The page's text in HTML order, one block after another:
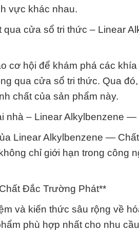
vực khác nhau.
cửa sổ tri thức – Linear
cơ hội để khám phá các
qua cửa sổ tri thức. Qua
chất của sản phẩm này.
nhà – Linear Alkylbenzene
Linear Alkylbenzene —
chỉ giới hạn trong công
Đắc Trường Phát**
và kiến thức sâu rộng về
phù hợp nhất cho nhu